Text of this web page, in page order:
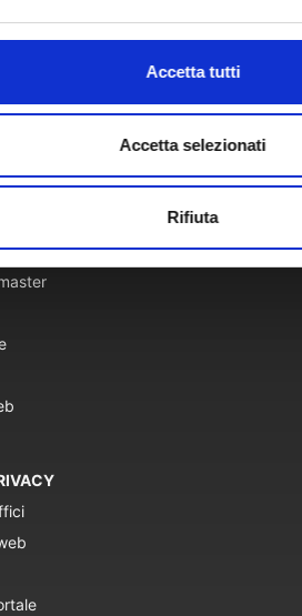
Accetta tutti
Accetta selezionati
Rifiuta
e Concorsi